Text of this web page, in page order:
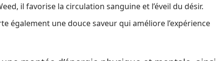
il favorise la circulation sanguine et l’éveil du désir.
également une douce saveur qui améliore l’expérience